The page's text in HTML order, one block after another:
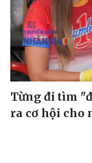
Từng đi tìm
ra cơ hội cho